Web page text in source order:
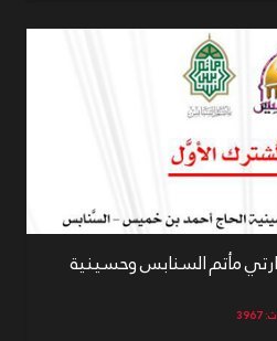
مأتم السنابس وحسينية